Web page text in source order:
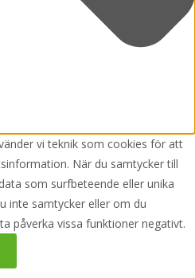
vi teknik som cookies för att
När du samtycker till
som surfbeteende eller unika
inte samtycker eller om du
påverka vissa funktioner negativt.